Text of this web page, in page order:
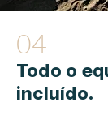
04
Todo o
incluído.